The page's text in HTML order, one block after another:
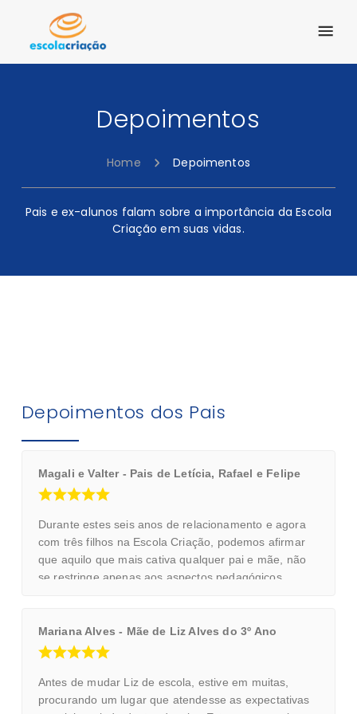
Depoimentos
Home Depoimentos
Pais e ex-alunos falam sobre a importância da Escola
Criação em suas vidas.
Depoimentos dos Pais
Magali e Valter - Pais de Letícia, Rafael e Felipe
Durante estes seis anos de relacionamento e agora
com três filhos na Escola Criação, podemos afirmar
que aquilo que mais cativa qualquer pai e mãe, não
se restringe apenas aos aspectos pedagógicos
que diga-se de passagem são importantíssimas, mas
a forma com a escola deseja relacionar-se com as
família) é significativa para ambos. Enfim estamos na
Criação e gostamos muito da Criação justamente por
Mariana Alves - Mãe de Liz Alves do 3º Ano
Antes de mudar Liz de escola, estive em muitas,
procurando um lugar que atendesse as expectativas